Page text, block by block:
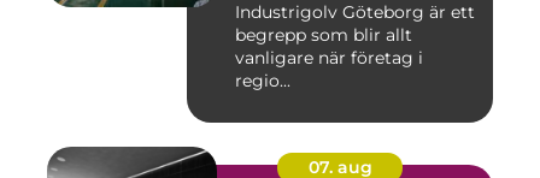
Industrigolv Göteborg är ett
begrepp som blir allt
vanligare när företag i
regio...
07. aug